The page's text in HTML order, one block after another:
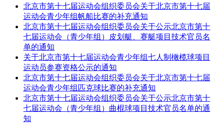
北京市第十七届运动会组织委员会关于北京市第十七届
运动会青少年组帆船比赛的补充通知
北京市第十七届运动会组织委员会关于公示北京市第十
七届运动会（青少年组）皮划艇、赛艇项目技术官员名
单的通知
关于北京市第十七届运动会青少年组七人制橄榄球项目
运动员参赛资格公示的通知
北京市第十七届运动会组织委员会关于北京市第十七届
运动会青少年组匹克球比赛的补充通知
北京市第十七届运动会组织委员会关于公示北京市第十
七届运动会（青少年组）曲棍球项目技术官员名单的通
知